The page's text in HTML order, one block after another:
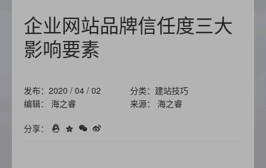
企业网站品牌信任度三大
影响要素
发布：2020 / 04 / 02
分类：建站技巧
编辑： 海之睿
来源： 海之睿
分享：